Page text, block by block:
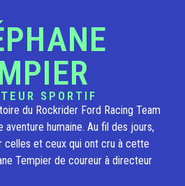
SPORTIF
du Rockrider Ford Racing Team
aventure humaine. Au fil des jours,
celles et ceux qui ont cru à cette
Tempier de coureur à directeur